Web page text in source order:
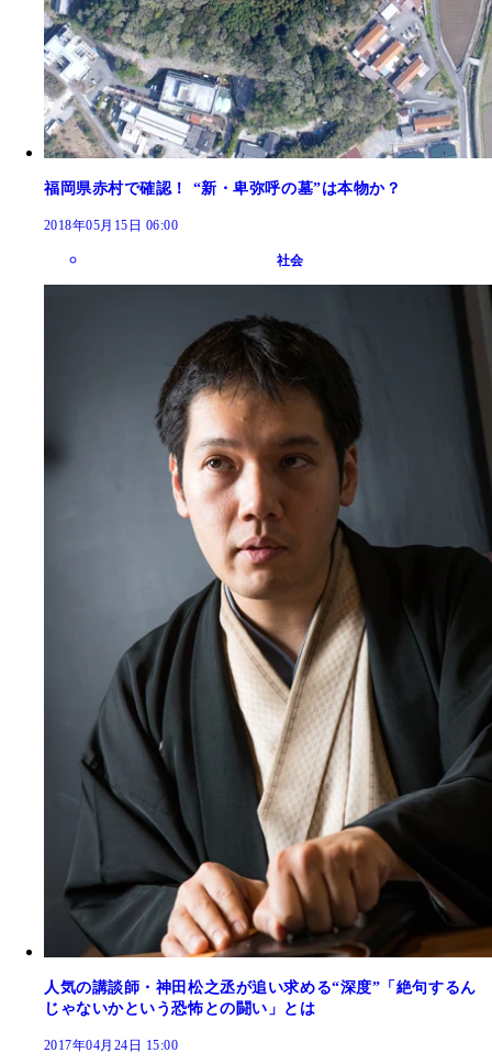
福岡県赤村で確認！ “新・卑弥呼の墓”は本物か？
2018年05月15日 06:00
社会
人気の講談師・神田松之丞が追い求める“深度”「絶句するん
じゃないかという恐怖との闘い」とは
2017年04月24日 15:00